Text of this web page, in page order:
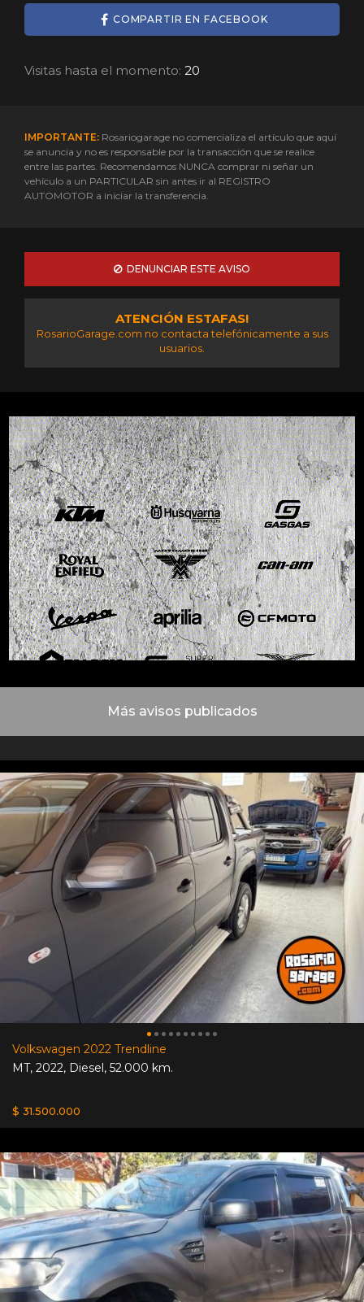
COMPARTIR EN FACEBOOK
Visitas hasta el momento: 20
IMPORTANTE: Rosariogarage no comercializa el artículo que aquí
se anuncia y no es responsable por la transacción que se realice
entre las partes. Recomendamos NUNCA comprar ni señar un
vehículo a un PARTICULAR sin antes ir al REGISTRO
AUTOMOTOR a iniciar la transferencia.
DENUNCIAR ESTE AVISO
ATENCIÓN ESTAFAS!
RosarioGarage.com no contacta telefónicamente a sus
usuarios.
Más avisos publicados
Volkswagen 2022 Trendline
MT, 2022, Diesel, 52.000 km.
$ 31.500.000